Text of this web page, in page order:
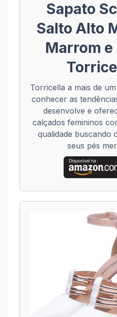
Sapato
Salto Alto
Marrom e
Torricella a mais de
conhecer as
desenvolve e
calçados femininos
qualidade buscando
seus pés